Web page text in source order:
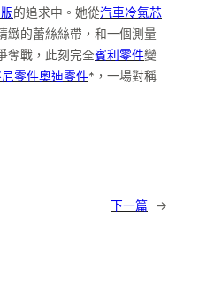
的追求中。她從汽車冷氣芯
緻的蕾絲絲帶，和一個測量
奪戰，此刻完全賓利零件變
零件奧迪零件*，一場對稱
下一篇 →